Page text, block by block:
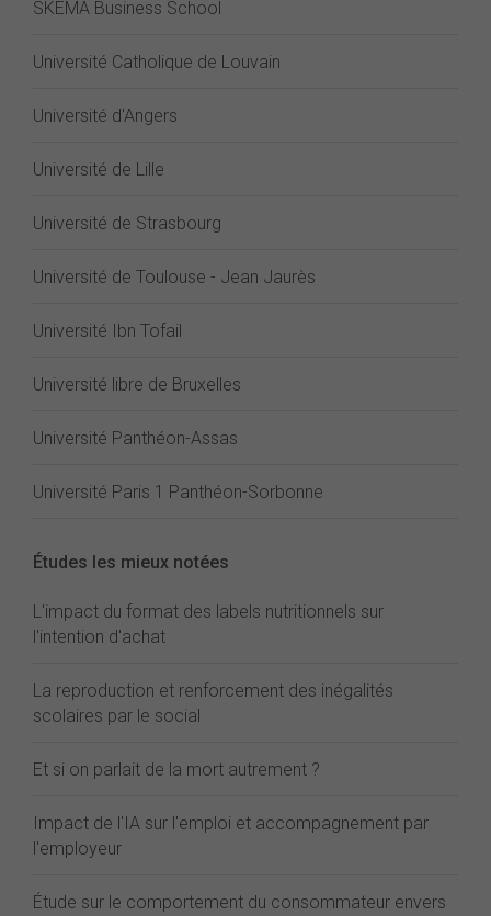
SKEMA Business School
Université Catholique de Louvain
Université d'Angers
Université de Lille
Université de Strasbourg
Université de Toulouse - Jean Jaurès
Université Ibn Tofail
Université libre de Bruxelles
Université Panthéon-Assas
Université Paris 1 Panthéon-Sorbonne
Études les mieux notées
L'impact du format des labels nutritionnels sur
l'intention d'achat
La reproduction et renforcement des inégalités
scolaires par le social
Et si on parlait de la mort autrement ?
Impact de l'IA sur l'emploi et accompagnement par
l'employeur
Étude sur le comportement du consommateur envers